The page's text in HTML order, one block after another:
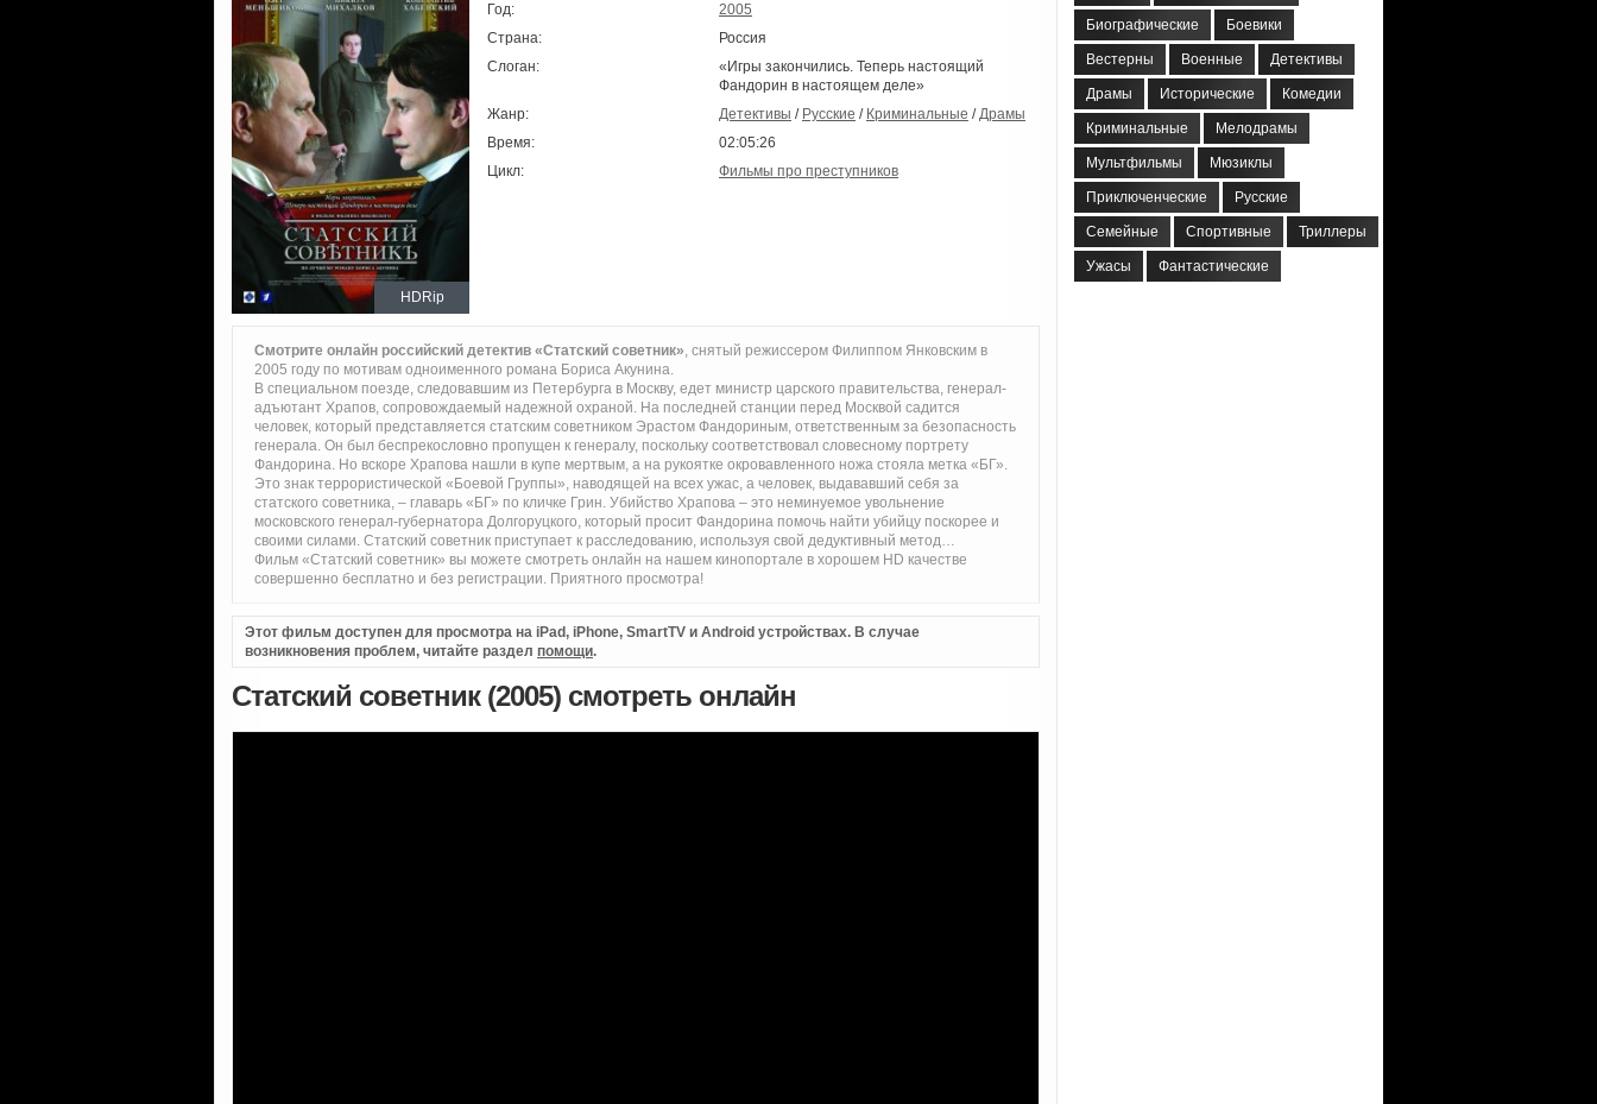
HDRip
Год:
2005
Страна:
Россия
Слоган:
«Игры закончились. Теперь настоящий
Фандорин в настоящем деле»
Жанр:
Детективы / Русские / Криминальные /Драмы
Время:
02:05:26
Цикл:
Фильмы про преступников
Смотрите онлайн российский детектив «Статский советник», снятый режиссером Филиппом Янковским в
2005 году по мотивам одноименного романа Бориса Акунина.
В специальном поезде, следовавшим из Петербурга в Москву, едет министр царского правительства, генерал-
адъютант Храпов, сопровождаемый надежной охраной. На последней станции перед Москвой садится
человек, который представляется статским советником Эрастом Фандориным, ответственным за безопасность
генерала. Он был беспрекословно пропущен к генералу, поскольку соответствовал словесному портрету
Фандорина. Но вскоре Храпова нашли в купе мертвым, а на рукоятке окровавленного ножа стояла метка «БГ».
Это знак террористической «Боевой Группы», наводящей на всех ужас, а человек, выдававший себя за
статского советника, – главарь «БГ» по кличке Грин. Убийство Храпова – это неминуемое увольнение
московского генерал-губернатора Долгоруцкого, который просит Фандорина помочь найти убийцу поскорее и
своими силами. Статский советник приступает к расследованию, используя свой дедуктивный метод…
Фильм «Статский советник» вы можете смотреть онлайн на нашем кинопортале в хорошем HD качестве
совершенно бесплатно и без регистрации. Приятного просмотра!
Этот фильм доступен для просмотра на iPad, iPhone, SmartTV и Android устройствах. В случае
возникновения проблем, читайте раздел помощи.
Статский советник (2005) смотреть онлайн
Биографические Боевики
Вестерны Военные Детективы
Драмы Исторические Комедии
Криминальные Мелодрамы
Мультфильмы Мюзиклы
Приключенческие Русские
Семейные Спортивные Триллеры
Ужасы Фантастические